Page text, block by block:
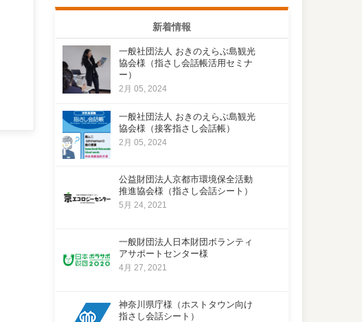
新着情報
一般社団法人 おきのえらぶ島観光
協会様（指さし会話帳活用セミナ
ー）
2月 05, 2024
一般社団法人 おきのえらぶ島観光
協会様（接客指さし会話帳）
2月 05, 2024
公益財団法人京都市環境保全活動
推進協会様（指さし会話シート）
5月 24, 2021
一般財団法人日本財団ボランティ
アサポートセンター様
4月 27, 2021
神奈川県庁様（ホストタウン向け
指さし会話シート）